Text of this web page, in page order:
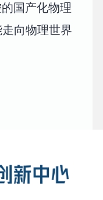
国产化物理
向物理世界